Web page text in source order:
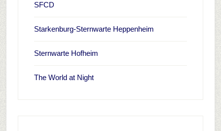
SFCD
Starkenburg-Sternwarte Heppenheim
Sternwarte Hofheim
The World at Night